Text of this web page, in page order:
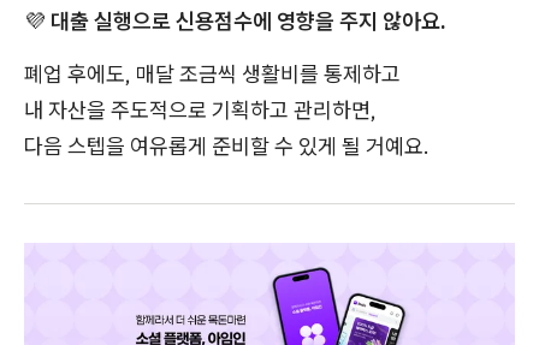
💜 대출 실행으로 신용점수에 영향을 주지 않아요.
폐업 후에도, 매달 조금씩 생활비를 통제하고
내 자산을 주도적으로 기획하고 관리하면,
다음 스텝을 여유롭게 준비할 수 있게 될 거예요.